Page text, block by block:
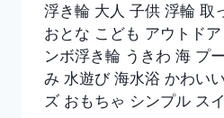
浮き輪 大人 子供 浮輪 取
おとな こども アウトド
ンボ浮き輪 うきわ 海 プ
み 水遊び 海水浴 かわい
ズ おもちゃ シンプル ス